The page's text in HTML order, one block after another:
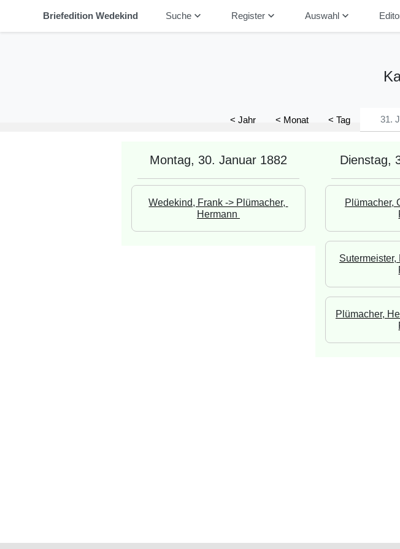
Briefedition Wedekind Suchekeyboard_arrow_down Registerkeyboard_arrow_down Auswahlkeyboard_arrow_down
< Jahr < Monat < Tag
Montag, 30. Januar 1882
Wedekind, Frank -> Plümacher,
Hermann
Dienstag,
Plümacher,
Sutermeister,
Plümacher,